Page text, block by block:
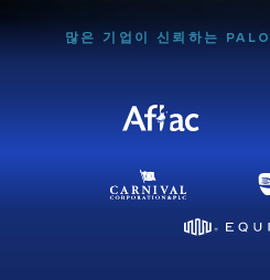
많은 기업이 신뢰하는